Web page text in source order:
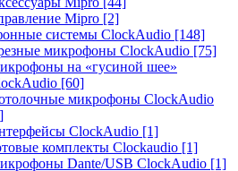
Mipro [2]
системы ClockAudio [148]
микрофоны ClockAudio [75]
на «гусиной шее»
[60]
микрофоны ClockAudio
ClockAudio [1]
комплекты Clockaudio [1]
Dante/USB ClockAudio [1]